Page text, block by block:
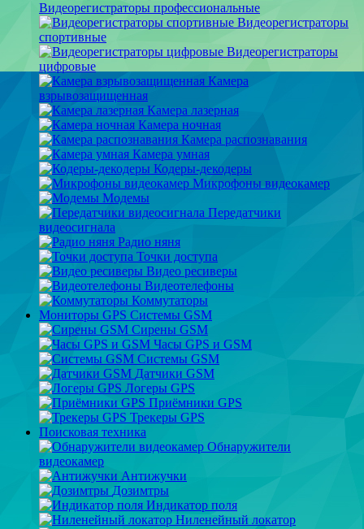
Видеорегистраторы профессиональные
Видеорегистраторы
спортивные
Видеорегистраторы
цифровые
Камера
взрывозащищенная
Камера лазерная
Камера ночная
Камера распознавания
Камера умная
Кодеры-декодеры
Микрофоны видеокамер
Модемы
Передатчики
видеосигнала
Радио няня
Точки доступа
Видео ресиверы
Видеотелефоны
Коммутаторы
Мониторы GPS Системы GSM
Сирены GSM
Часы GPS и GSM
Системы GSM
Датчики GSM
Логеры GPS
Приёмники GPS
Трекеры GPS
Поисковая техника
Обнаружители
видеокамер
Антижучки
Дозимтры
Индикатор поля
Ниленейный локатор